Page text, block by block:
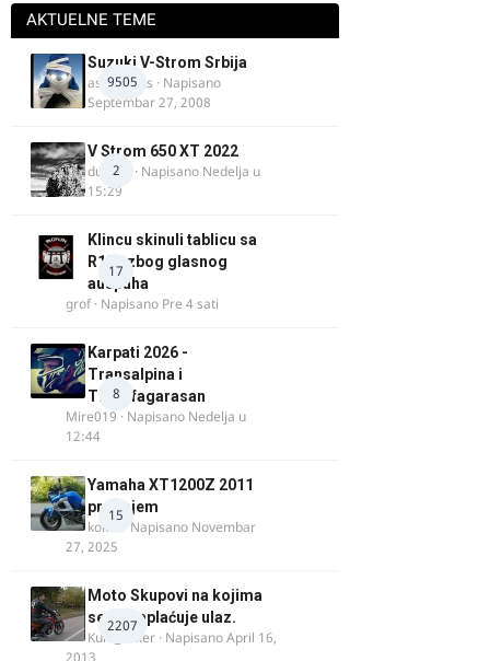
AKTUELNE TEME
9505
Suzuki V-Strom Srbija
aspirinikus · Napisano
Septembar 27, 2008
2
V Strom 650 XT 2022
ducans · Napisano Nedelja u
15:29
17
Klincu skinuli tablicu sa
R125 zbog glasnog
auspuha
grof· Napisano Pre 4 sati
8
Karpati 2026 -
Transalpina i
Transfagarasan
Mire019 · Napisano Nedelja u
12:44
15
Yamaha XT1200Z 2011
prodajem
kokot · Napisano Novembar
27, 2025
2207
Moto Skupovi na kojima
se ne naplaćuje ulaz.
Kum_Mixer · NapisanoApril 16,
2013